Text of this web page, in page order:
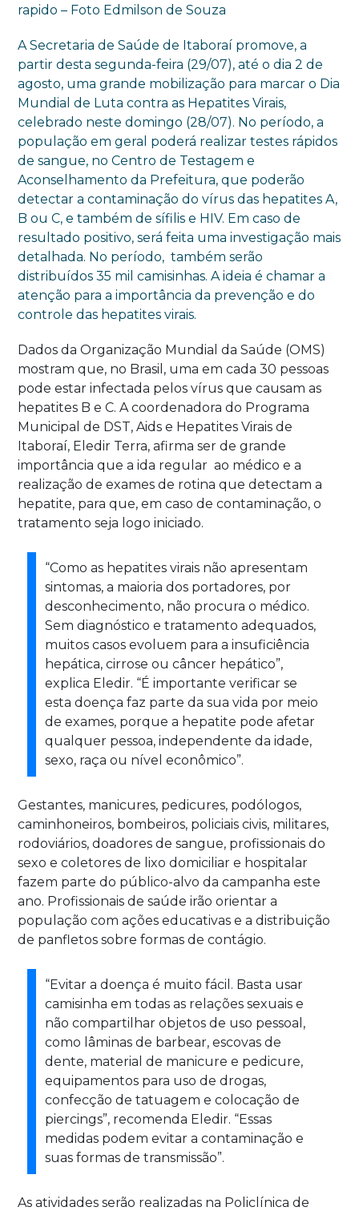
rapido – Foto Edmilson de Souza
A Secretaria de Saúde de Itaboraí promove, a
partir desta segunda-feira (29/07), até o dia 2 de
agosto, uma grande mobilização para marcar o Dia
Mundial de Luta contra as Hepatites Virais,
celebrado neste domingo (28/07). No período, a
população em geral poderá realizar testes rápidos
de sangue, no Centro de Testagem e
Aconselhamento da Prefeitura, que poderão
detectar a contaminação do vírus das hepatites A,
B ou C, e também de sífilis e HIV. Em caso de
resultado positivo, será feita uma investigação mais
detalhada. No período, também serão
distribuídos 35 mil camisinhas. A ideia é chamar a
atenção para a importância da prevenção e do
controle das hepatites virais.
Dados da Organização Mundial da Saúde (OMS)
mostram que, no Brasil, uma em cada 30 pessoas
pode estar infectada pelos vírus que causam as
hepatites B e C. A coordenadora do Programa
Municipal de DST, Aids e Hepatites Virais de
Itaboraí, Eledir Terra, afirma ser de grande
importância que a ida regular ao médico e a
realização de exames de rotina que detectam a
hepatite, para que, em caso de contaminação, o
tratamento seja logo iniciado.
“Como as hepatites virais não apresentam
sintomas, a maioria dos portadores, por
desconhecimento, não procura o médico.
Sem diagnóstico e tratamento adequados,
muitos casos evoluem para a insuficiência
hepática, cirrose ou câncer hepático”,
explica Eledir. “É importante verificar se
esta doença faz parte da sua vida por meio
de exames, porque a hepatite pode afetar
qualquer pessoa, independente da idade,
sexo, raça ou nível econômico”.
Gestantes, manicures, pedicures, podólogos,
caminhoneiros, bombeiros, policiais civis, militares,
rodoviários, doadores de sangue, profissionais do
sexo e coletores de lixo domiciliar e hospitalar
fazem parte do público-alvo da campanha este
ano. Profissionais de saúde irão orientar a
população com ações educativas e a distribuição
de panfletos sobre formas de contágio.
“Evitar a doença é muito fácil. Basta usar
camisinha em todas as relações sexuais e
não compartilhar objetos de uso pessoal,
como lâminas de barbear, escovas de
dente, material de manicure e pedicure,
equipamentos para uso de drogas,
confecção de tatuagem e colocação de
piercings”, recomenda Eledir. “Essas
medidas podem evitar a contaminação e
suas formas de transmissão”.
As atividades serão realizadas na Policlínica de